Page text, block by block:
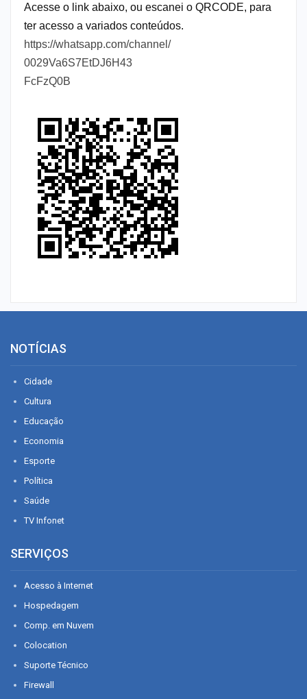
Acesse o link abaixo, ou escanei o QRCODE, para
ter acesso a variados conteúdos.
https://whatsapp.com/channel/
0029Va6S7EtDJ6H43
FcFzQ0B
NOTÍCIAS
Cidade
Cultura
Educação
Economia
Esporte
Política
Saúde
TV Infonet
SERVIÇOS
Acesso à Internet
Hospedagem
Comp. em Nuvem
Colocation
Suporte Técnico
Firewall